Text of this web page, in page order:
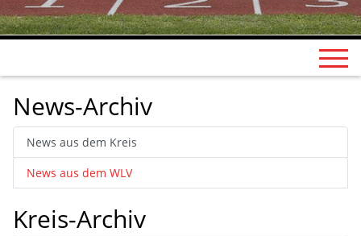
News-Archiv
News aus dem Kreis
News aus dem WLV
Kreis-Archiv